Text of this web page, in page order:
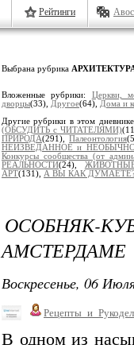
Рейтинги
Выбрана рубрика
Вложенные рубрики: Церкви,
дворцы(33), Другое(64), Дома и
Другие рубрики в этом
(ОБСУДИТЬ с ЧИТАТЕЛЯМИ)
ПРИРОДА(291),Палеонтология
НЕИЗВЕДАННОЕ и
Конкурсы сообщества (от
РЕАЛЬНОСТИ(24),
АРТ(131), А ВЫ КАК ДУМАЕТЕ?
ОСОБНЯК-
АМСТЕРДАМЕ
Воскресенье, 06
В одном из